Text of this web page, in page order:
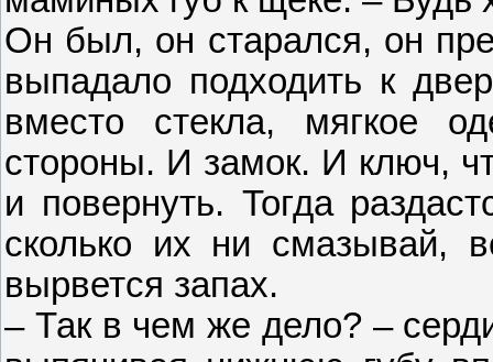
Он был, он старался, он
выпадало подходить к
вместо стекла, мягкое
стороны. И замок. И ключ,
и повернуть. Тогда
сколько их ни смазывай,
вырвется запах.
– Так в чем же дело? –